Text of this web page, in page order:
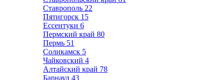
Ставрополь 22
Пятигорск 15
Ессентуки 6
Пермский край 80
Пермь 51
Соликамск 5
Чайковский 4
Алтайский край 78
Барнаул 43